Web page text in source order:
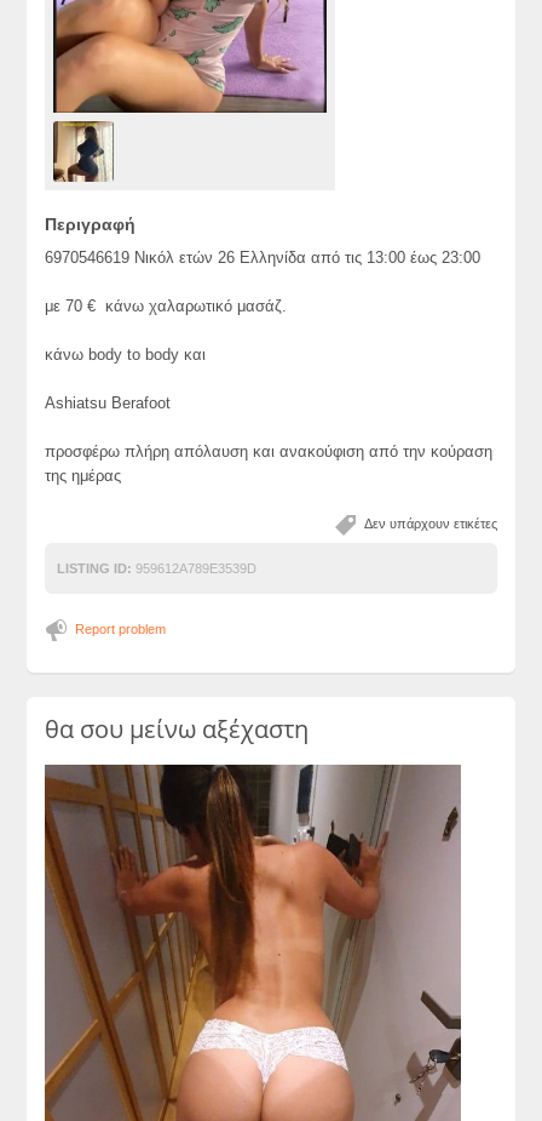
Περιγραφή
6970546619 Νικόλ ετών 26 Ελληνίδα από τις 13:00 έως 23:00
με 70 € κάνω χαλαρωτικό μασάζ.
κάνω body to body και
Ashiatsu Berafoot
προσφέρω πλήρη απόλαυση και ανακούφιση από την κούραση
της ημέρας
Δεν υπάρχουν ετικέτες
LISTING ID: 959612A789E3539D
Report problem
θα σου μείνω αξέχαστη